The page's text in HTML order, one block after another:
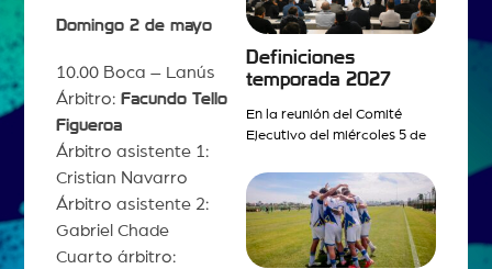
Domingo 2 de mayo
10.00 Boca – Lanús
Árbitro:Facundo Tello
Figueroa
Árbitro asistente 1:
Cristian Navarro
Árbitro asistente 2:
Gabriel Chade
Cuarto árbitro:
Definiciones
temporada 2027
En la reunión del Comité
Ejecutivo del miércoles 5 de